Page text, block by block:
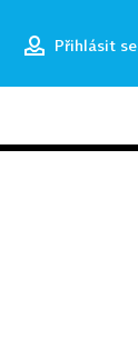
Přihlásit se